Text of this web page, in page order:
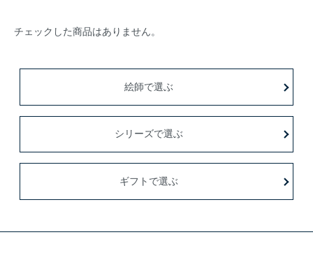
チェックした商品はありません。
絵師で選ぶ
シリーズで選ぶ
ギフトで選ぶ